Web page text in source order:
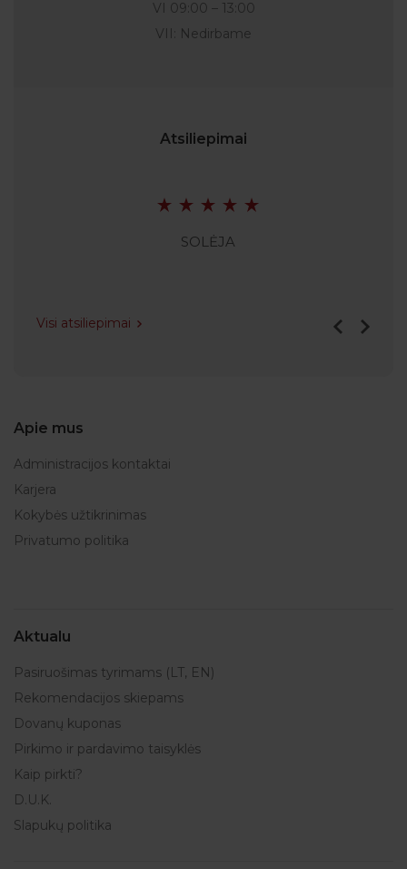
VI 09:00 – 13:00
VII: Nedirbame
Atsiliepimai
SOLĖJA
Visi atsiliepimai
Apie mus
Administracijos kontaktai
Karjera
Kokybės užtikrinimas
Privatumo politika
Aktualu
Pasiruošimas tyrimams (LT, EN)
Rekomendacijos skiepams
Dovanų kuponas
Pirkimo ir pardavimo taisyklės
Kaip pirkti?
D.U.K.
Slapukų politika